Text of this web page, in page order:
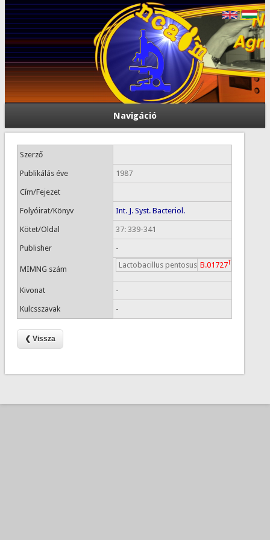
Navigáció
Szerző
Publikálás éve 1987
Cím/Fejezet
Folyóirat/Könyv Int. J. Syst. Bacteriol.
Kötet/Oldal 37: 339-341
Publisher -
MIMNG szám Lactobacillus pentosus B.01727T
Kivonat -
Kulcsszavak -